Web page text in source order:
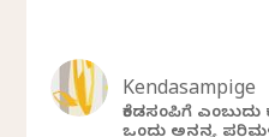
Kendasampige
ಕೆಂಡಸಂಪಿಗೆ